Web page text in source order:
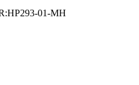
01-MH